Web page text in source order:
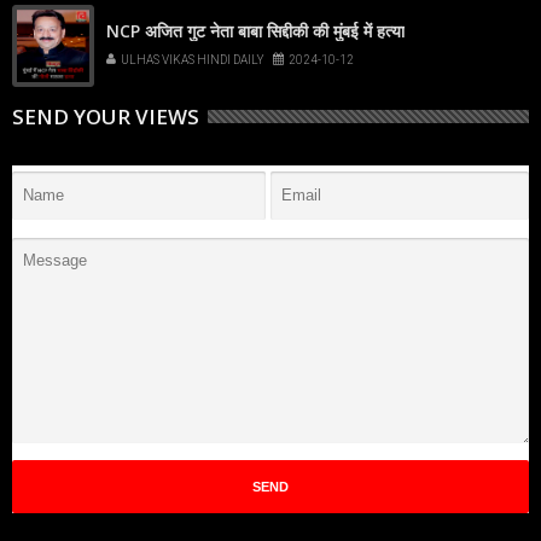
NCP अजित गुट नेता बाबा सिद्दीकी की मुंबई में हत्या
ULHAS VIKAS HINDI DAILY 2024-10-12
SEND YOUR VIEWS